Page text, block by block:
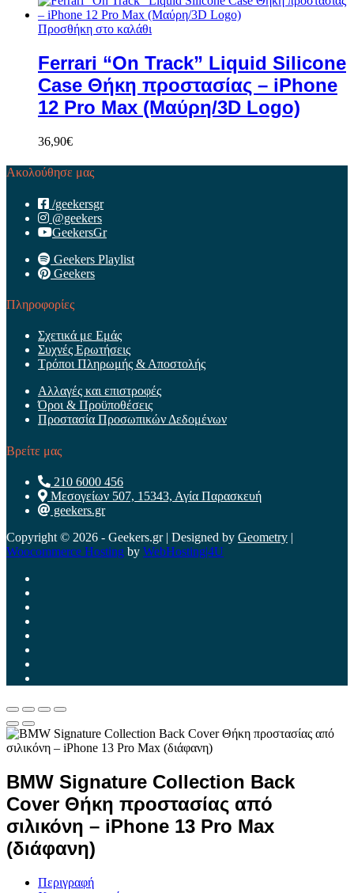
Προσθήκη στο καλάθι
Ferrari “On Track” Liquid Silicone
Case Θήκη προστασίας – iPhone
12 Pro Max (Μαύρη/3D Logo)
36,90€
Ακολούθησε μας
/geekersgr
@geekers
GeekersGr
Geekers Playlist
Geekers
Πληροφορίες
Σχετικά με Εμάς
Συχνές Ερωτήσεις
Τρόποι Πληρωμής & Αποστολής
Αλλαγές και επιστροφές
Όροι & Προϋποθέσεις
Προστασία Προσωπικών Δεδομένων
Βρείτε μας
210 6000 456
Μεσογείων 507, 15343, Αγία Παρασκευή
geekers.gr
Copyright © 2026 - Geekers.gr | Designed by Geometry |
Woocommerce Hosting by WebHosting|4U
BMW Signature Collection Back
Cover Θήκη προστασίας από
σιλικόνη – iPhone 13 Pro Max
(διάφανη)
Περιγραφή